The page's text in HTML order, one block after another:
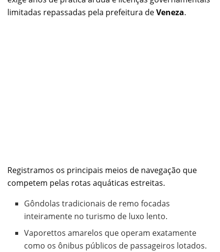
limitadas repassadas pela prefeitura deVeneza.
Registramos os principais meios de navegação que
competem pelas rotas aquáticas estreitas.
Gôndolas tradicionais de remo focadas
inteiramente no turismo de luxo lento.
Vaporettos amarelos que operam exatamente
como os ônibus públicos de passageiros lotados.